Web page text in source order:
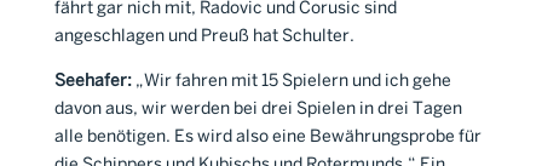
fährt gar nich mit, Radovic und Corusic sind
angeschlagen und Preuß hat Schulter.
Seehafer:„Wir fahren mit 15 Spielern und ich gehe
davon aus, wir werden bei drei Spielen in drei Tagen
alle benötigen. Es wird also eine Bewährungsprobe für